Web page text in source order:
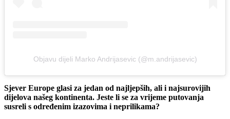
Objavu dijeli Marko Andrijasevic (@m.andrijasevic)
Sjever Europe glasi za jedan od najljepših, ali i najsurovijih
dijelova našeg kontinenta. Jeste li se za vrijeme putovanja
susreli s određenim izazovima i neprilikama?